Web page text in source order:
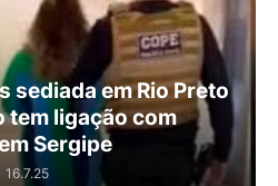
sediada em Rio Preto
tem ligação com
Sergipe
16.7.25